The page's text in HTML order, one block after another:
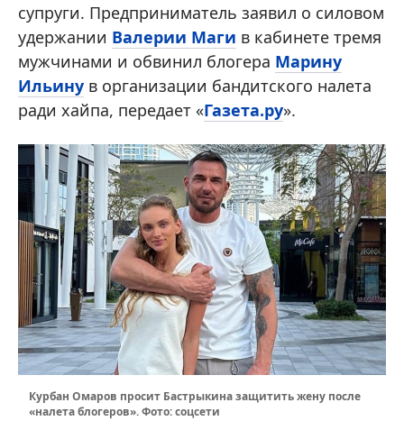
супруги. Предприниматель заявил о силовом
удержании Валерии Маги в кабинете тремя
мужчинами и обвинил блогера Марину
Ильину в организации бандитского налета
ради хайпа, передает «Газета.ру».
Курбан Омаров просит Бастрыкина защитить жену после
«налета блогеров». Фото: соцсети